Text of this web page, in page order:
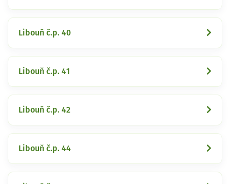
Libouň č.p. 40
Libouň č.p. 41
Libouň č.p. 42
Libouň č.p. 44